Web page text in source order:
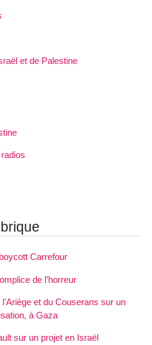
et de Palestine
Carrefour
de l’horreur
et du Couserans sur un
à Gaza
sur un projet en Israël